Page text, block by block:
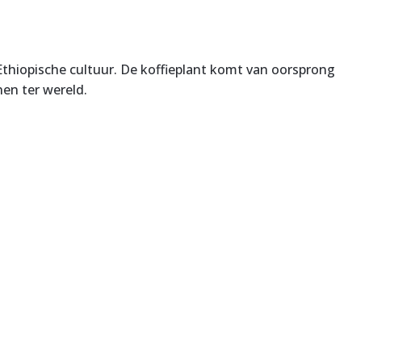
cultuur. De koffieplant komt van oorsprong
ter wereld.